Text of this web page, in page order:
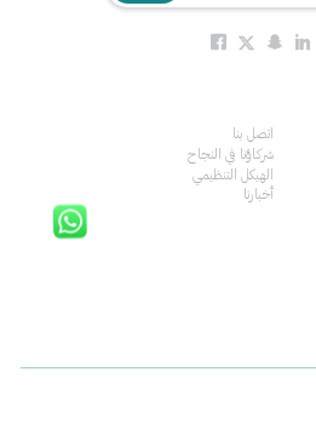
اتصل بنا
شركاؤنا في النجاح
الهيكل التنظيمي
أخبارنا